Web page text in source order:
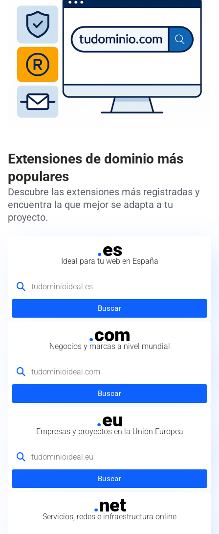
Extensiones de dominio más
populares
Descubre las extensiones más registradas y
encuentra la que mejor se adapta a tu
proyecto.
.es
Ideal para tu web en España
Buscar
.com
Negocios y marcas a nivel mundial
Buscar
.eu
Empresas y proyectos en la Unión Europea
Buscar
.net
Servicios, redes e infraestructura online